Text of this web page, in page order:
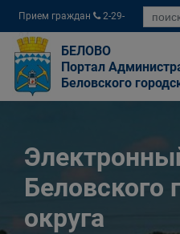
Прием граждан
2-29-
04
БЕЛОВО
Портал
Беловского
Беловского
округа